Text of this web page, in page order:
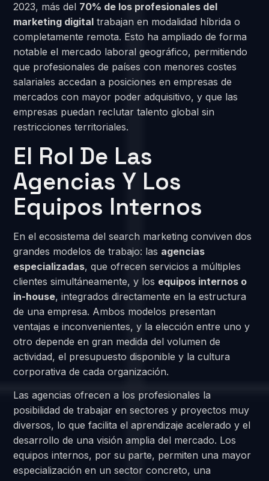
2023, más del 70% de los profesionales del
marketing digital trabajan en modalidad híbrida o
completamente remota. Esto ha ampliado de forma
notable el mercado laboral geográfico, permitiendo
que profesionales de países con menores costes
salariales accedan a posiciones en empresas de
mercados con mayor poder adquisitivo, y que las
empresas puedan reclutar talento global sin
restricciones territoriales.
El Rol De Las
Agencias Y Los
Equipos Internos
En el ecosistema del search marketing conviven dos
grandes modelos de trabajo: las agencias
especializadas, que ofrecen servicios a múltiples
clientes simultáneamente, y los equipos internos o
in-house, integrados directamente en la estructura
de una empresa. Ambos modelos presentan
ventajas e inconvenientes, y la elección entre uno y
otro depende en gran medida del volumen de
actividad, el presupuesto disponible y la cultura
corporativa de cada organización.
Las agencias ofrecen a los profesionales la
posibilidad de trabajar en sectores y proyectos muy
diversos, lo que facilita el aprendizaje acelerado y el
desarrollo de una visión amplia del mercado. Los
equipos internos, por su parte, permiten una mayor
especialización en un sector concreto, una